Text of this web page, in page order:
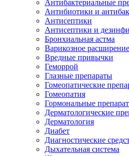
Антибактериальные
Антибиотики и
Антисептики
Антисептики и
Бронхиальная астма
Варикозное
Вредные привычки
Геморрой
Глазные препараты
Гомеопатические
Гомеопатия
Гормональные
Дерматологические
Дерматология
Диабет
Диагностические
Дыхательная система